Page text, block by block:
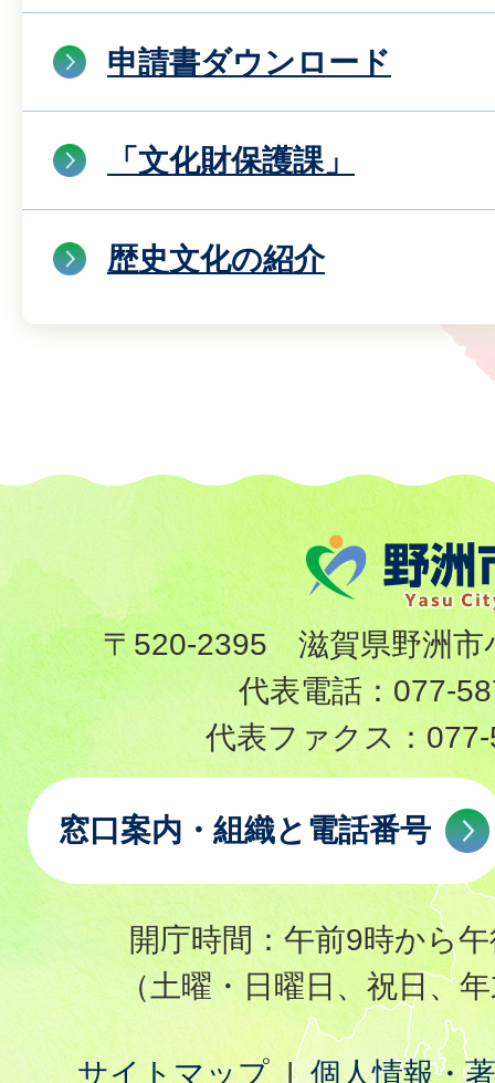
申請書ダウンロード
「文化財保護課」
歴史文化の紹介
〒520-2395 滋賀県野洲市
代表電話： 077-
代表ファクス：
窓口案内・組織と電話番号
開庁時間：午前9時から
（土曜・日曜日、祝日、
サイトマップ 個人情報・